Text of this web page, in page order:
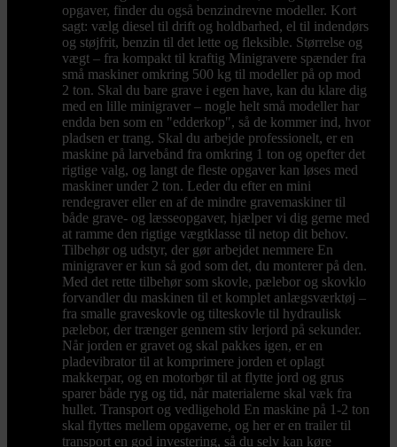
opgaver, finder du også benzindrevne modeller. Kort
sagt: vælg diesel til drift og holdbarhed, el til indendørs
og støjfrit, benzin til det lette og fleksible. Størrelse og
vægt – fra kompakt til kraftig Minigravere spænder fra
små maskiner omkring 500 kg til modeller på op mod
2 ton. Skal du bare grave i egen have, kan du klare dig
med en lille minigraver – nogle helt små modeller har
endda ben som en "edderkop", så de kommer ind, hvor
pladsen er trang. Skal du arbejde professionelt, er en
maskine på larvebånd fra omkring 1 ton og opefter det
rigtige valg, og langt de fleste opgaver kan løses med
maskiner under 2 ton. Leder du efter en mini
rendegraver eller en af de mindre gravemaskiner til
både grave- og læsseopgaver, hjælper vi dig gerne med
at ramme den rigtige vægtklasse til netop dit behov.
Tilbehør og udstyr, der gør arbejdet nemmere En
minigraver er kun så god som det, du monterer på den.
Med det rette tilbehør som skovle, pælebor og skovklo
forvandler du maskinen til et komplet anlægsværktøj –
fra smalle graveskovle og tilteskovle til hydraulisk
pælebor, der trænger gennem stiv lerjord på sekunder.
Når jorden er gravet og skal pakkes igen, er en
pladevibrator til at komprimere jorden et oplagt
makkerpar, og en motorbør til at flytte jord og grus
sparer både ryg og tid, når materialerne skal væk fra
hullet. Transport og vedligehold En maskine på 1-2 ton
skal flyttes mellem opgaverne, og her er en trailer til
transport en god investering, så du selv kan køre